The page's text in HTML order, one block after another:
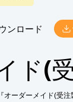
ンロード
ド(
オーダーメイド(受注